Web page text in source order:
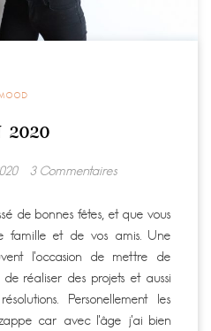
2020
3 Commentaires
de bonnes fêtes, et que vous
famille et de vos amis. Une
l’occasion de mettre de
réaliser des projets et aussi
Personellement les
car avec l’âge j’ai bien